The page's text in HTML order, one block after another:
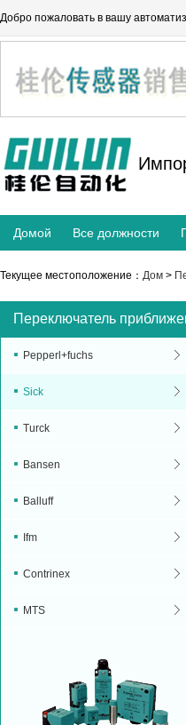
Добро пожаловать в вашу
Домой Все должности
Текущее местоположение： Дом >
Переключатель
Pepperl+fuchs
Sick
Turck
Bansen
Balluff
Ifm
Contrinex
MTS